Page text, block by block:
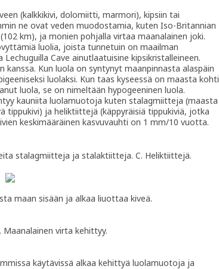
(kalkkikivi, dolomiitti, marmori), kipsiin tai
ne ovat veden muodostamia, kuten Iso-Britannian
km), ja monien pohjalla virtaa maanalainen joki.
luolia, joista tunnetuin on maailman
Cave ainutlaatuisine kipsikristalleineen.
kanssa. Kun luola on syntynyt maanpinnasta alaspäin
luolaksi. Kun taas kyseessä on maasta kohti
luola, se on nimeltään hypogeeninen luola.
kauniita luolamuotoja kuten stalagmiitteja (maasta
ja heliktiittejä (käppyräisiä tippukiviä, jotka
keskimääräinen kasvuvauhti on 1 mm/10 vuotta.
stalagmiitteja ja stalaktiitteja. C. Heliktiittejä.
maan sisään ja alkaa liuottaa kiveä.
virta kehittyy.
käytävissä alkaa kehittyä luolamuotoja ja